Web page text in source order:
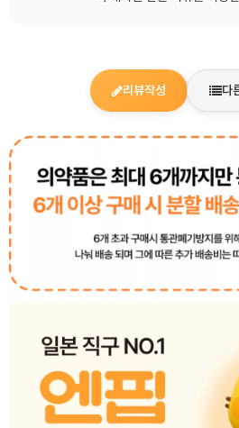
리뷰작성 다